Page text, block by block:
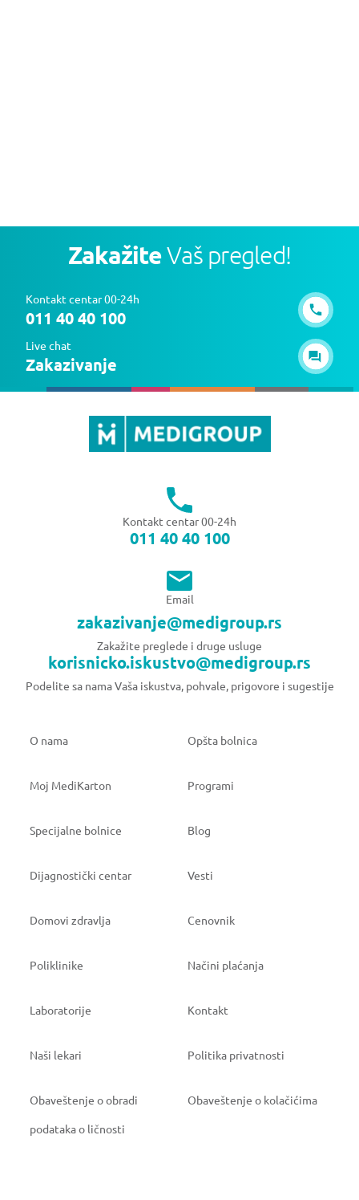
ZakažiteVaš pregled!
Kontakt centar 00-24h
011 40 40 100
Live chat
Zakazivanje
Kontakt centar 00-24h
011 40 40 100
Email
zakazivanje@medigroup.rs
Zakažite preglede i druge usluge
korisnicko.iskustvo@medigroup.rs
Podelite sa nama Vaša iskustva, pohvale, prigovore i sugestije
O nama Opšta bolnica
Moj MediKarton Programi
Specijalne bolnice Blog
Dijagnostički centar Vesti
Domovi zdravlja Cenovnik
Poliklinike Načini plaćanja
Laboratorije Kontakt
Naši lekari Politika privatnosti
Obaveštenje o obradi
podataka o ličnosti
Obaveštenje o kolačićima